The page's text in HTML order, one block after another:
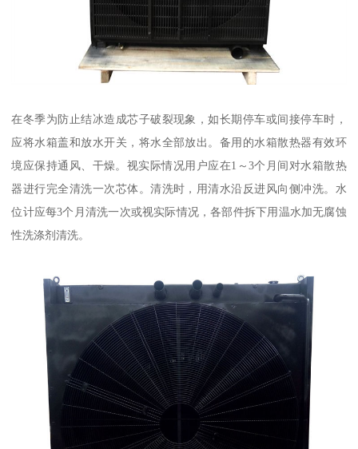
在冬季为防止结冰造成芯子破裂现象，如长期停车或间接停车时，
应将水箱盖和放水开关，将水全部放出。备用的水箱散热器有效环
境应保持通风、干燥。视实际情况用户应在1～3个月间对水箱散热
器进行完全清洗一次芯体。清洗时，用清水沿反进风向侧冲洗。水
位计应每3个月清洗一次或视实际情况，各部件拆下用温水加无腐蚀
性洗涤剂清洗。